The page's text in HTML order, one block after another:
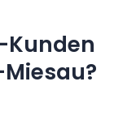
Kunden